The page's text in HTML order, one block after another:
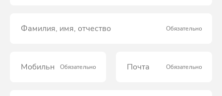
Обязательно
Обязательно Обязательно